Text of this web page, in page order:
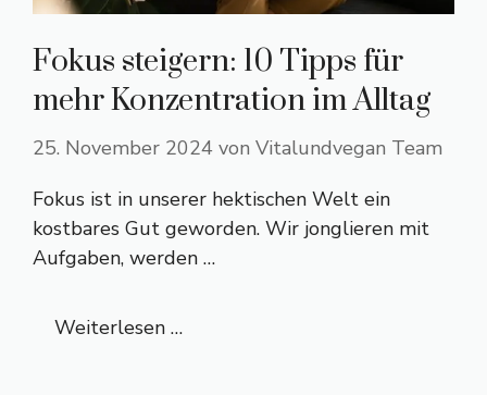
Fokus steigern: 10 Tipps für
mehr Konzentration im Alltag
25. November 2024 von Vitalundvegan Team
Fokus ist in unserer hektischen Welt ein
kostbares Gut geworden. Wir jonglieren mit
Aufgaben, werden …
Weiterlesen …